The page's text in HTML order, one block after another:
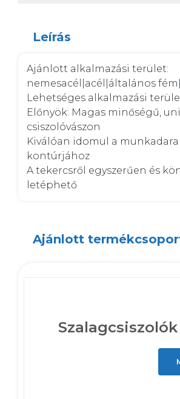
Leírás
Ajánlott alkalmazási terület:
nemesacél|acél|általános
Lehetséges alkalmazási
Előnyök: Magas minőségű,
csiszolóvászon
Kiválóan idomul a
kontúrjához
A tekercsről egyszerűen és
letéphető
Ajánlott
Szalagcsiszolók